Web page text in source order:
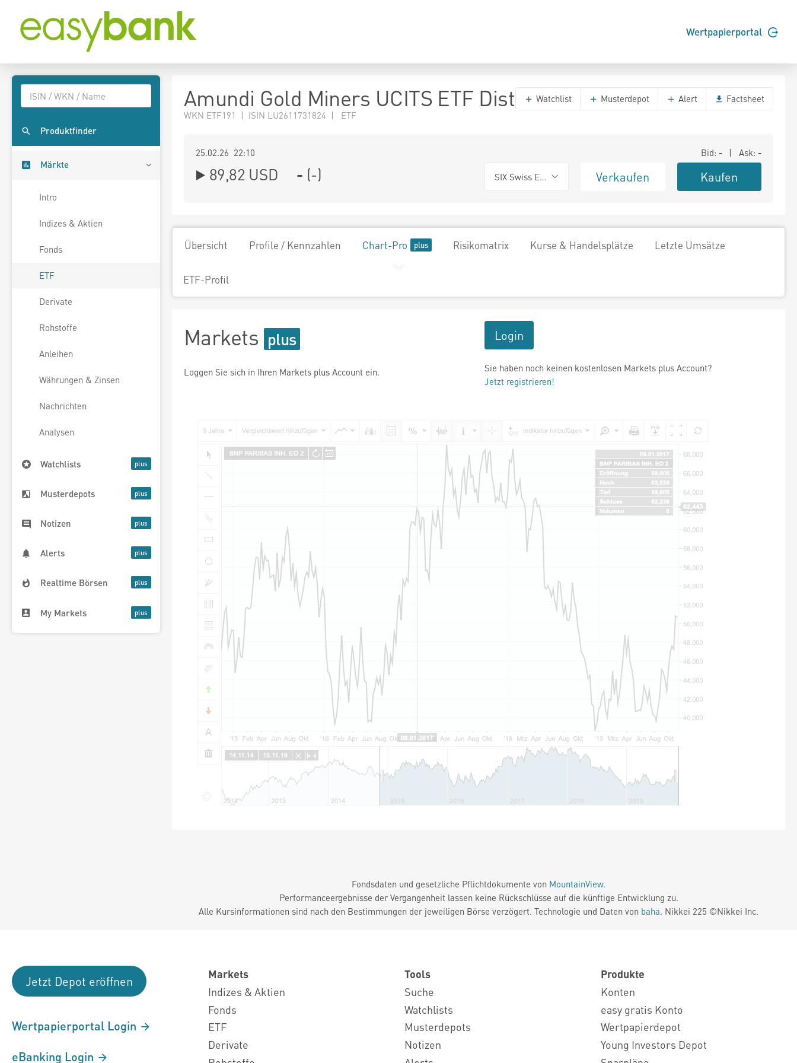
Wertpapierportal
Produktfinder
Märkte
Intro
Indizes & Aktien
Fonds
ETF
Derivate
Rohstoffe
Anleihen
Währungen & Zinsen
Nachrichten
Analysen
Watchlists
Musterdepots
Notizen
Alerts
Realtime Börsen
My Markets
Amundi Gold Miners UCITS ETF Dist
WKN ETF191 | ISIN LU2611731824 | ETF
Watchlist Musterdepot Alert Factsheet
25.02.26 22:10 Bid: - | Ask: -
89,82 USD - (-) SIX Swiss Exchange Verkaufen Kaufen
Übersicht Profile / Kennzahlen Chart-Pro Risikomatrix Kurse & Handelsplätze Letzte Umsätze
ETF-Profil
Markets
Loggen Sie sich in Ihren Markets plus Account ein.
Login
Sie haben noch keinen kostenlosen Markets plus Account?
Jetzt registrieren!
Fondsdaten und gesetzliche Pflichtdokumente von MountainView.
Performanceergebnisse der Vergangenheit lassen keine Rückschlüsse auf die künftige Entwicklung zu.
Alle Kursinformationen sind nach den Bestimmungen der jeweiligen Börse verzögert. Technologie und Daten von baha. Nikkei 225 ©Nikkei Inc.
Jetzt Depot eröffnen
Wertpapierportal Login
eBanking Login
Markets
Indizes & Aktien
Fonds
ETF
Derivate
Tools
Suche
Watchlists
Musterdepots
Notizen
Produkte
Konten
easy gratis Konto
Wertpapierdepot
Young Investors Depot